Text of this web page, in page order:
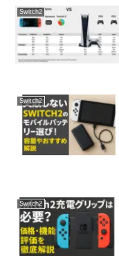
Switch2
Switch2
Switch2